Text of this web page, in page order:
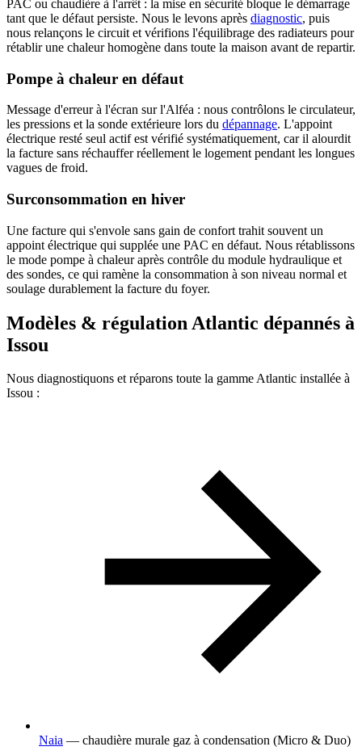
PAC ou chaudière à l'arrêt : la mise en sécurité bloque le démarrage
tant que le défaut persiste. Nous le levons après diagnostic, puis
nous relançons le circuit et vérifions l'équilibrage des radiateurs pour
rétablir une chaleur homogène dans toute la maison avant de repartir.
Pompe à chaleur en défaut
Message d'erreur à l'écran sur l'Alféa : nous contrôlons le circulateur,
les pressions et la sonde extérieure lors du dépannage. L'appoint
électrique resté seul actif est vérifié systématiquement, car il alourdit
la facture sans réchauffer réellement le logement pendant les longues
vagues de froid.
Surconsommation en hiver
Une facture qui s'envole sans gain de confort trahit souvent un
appoint électrique qui supplée une PAC en défaut. Nous rétablissons
le mode pompe à chaleur après contrôle du module hydraulique et
des sondes, ce qui ramène la consommation à son niveau normal et
soulage durablement la facture du foyer.
Modèles & régulation Atlantic dépannés à
Issou
Nous diagnostiquons et réparons toute la gamme Atlantic installée à
Issou :
Naia — chaudière murale gaz à condensation (Micro & Duo)